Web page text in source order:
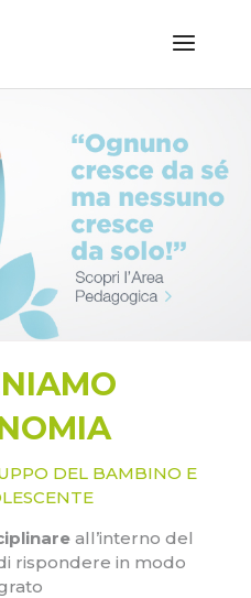
DEL BAMBINO E
all’interno del
rispondere in modo